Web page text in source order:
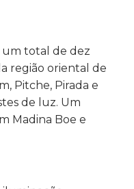
um total de dez
região oriental de
Pitche, Pirada e
de luz. Um
Madina Boe e